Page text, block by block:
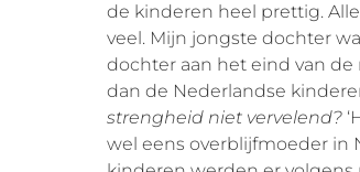
de kinderen heel prettig.
veel. Mijn jongste dochter
dochter aan het eind van de
dan de Nederlandse
strengheid niet vervelend?
wel eens overblijfmoeder in